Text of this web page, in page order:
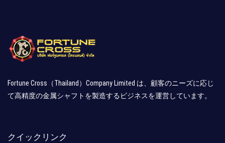
Fortune Cross（Thailand）Company Limited は、顧客のニーズに応じ
て高精度の金属シャフトを製造するビジネスを運営しています。
クイックリンク